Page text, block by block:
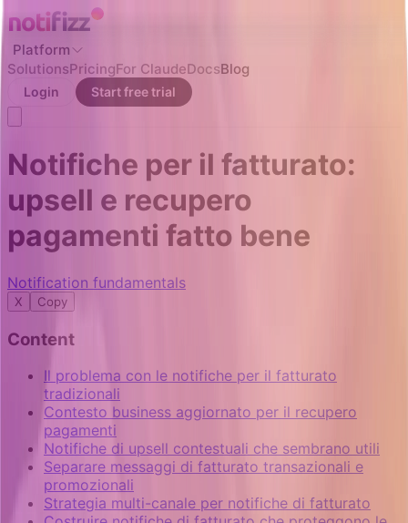
Platform
SolutionsPricingFor ClaudeDocsBlog
Login Start free trial
Notifiche per il fatturato:
upsell e recupero
pagamenti fatto bene
Notification fundamentals
X Copy
Content
Il problema con le notifiche per il fatturato
tradizionali
Contesto business aggiornato per il recupero
pagamenti
Notifiche di upsell contestuali che sembrano utili
Separare messaggi di fatturato transazionali e
promozionali
Strategia multi-canale per notifiche di fatturato